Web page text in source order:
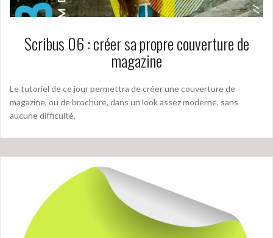
Scribus 06 : créer sa propre couverture de
magazine
Le tutoriel de ce jour permettra de créer une couverture de
magazine, ou de brochure, dans un look assez moderne, sans
aucune difficulté.